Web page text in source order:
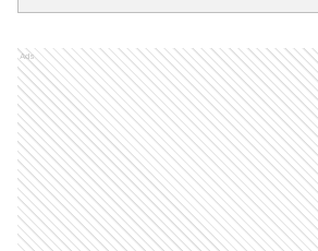
Ads